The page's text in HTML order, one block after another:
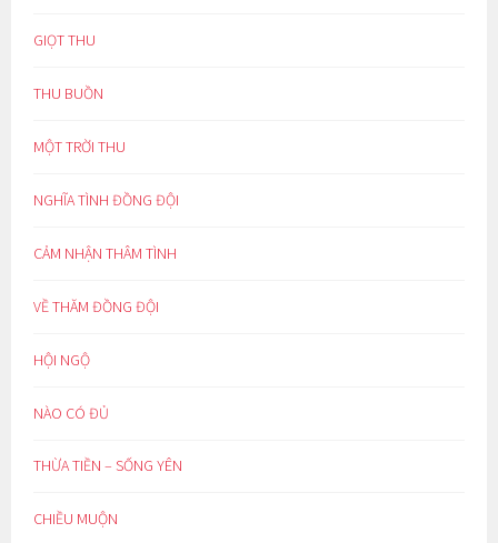
GIỌT THU
THU BUỒN
MỘT TRỜI THU
NGHĨA TÌNH ĐỒNG ĐỘI
CẢM NHẬN THÂM TÌNH
VỀ THĂM ĐỒNG ĐỘI
HỘI NGỘ
NÀO CÓ ĐỦ
THỪA TIỀN – SỐNG YÊN
CHIỀU MUỘN